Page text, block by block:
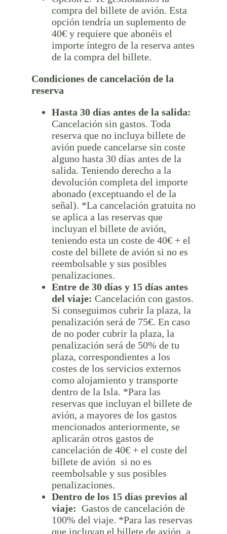
compra del billete de avión. Esta
opción tendría un suplemento de
40€ y requiere que abonéis el
importe íntegro de la reserva antes
de la compra del billete.
Condiciones de cancelación de la
reserva
Hasta 30 días antes de la salida:
Cancelación sin gastos. Toda
reserva que no incluya billete de
avión puede cancelarse sin coste
alguno hasta 30 días antes de la
salida. Teniendo derecho a la
devolución completa del importe
abonado (exceptuando el de la
señal). *La cancelación gratuita no
se aplica a las reservas que
incluyan el billete de avión,
teniendo esta un coste de 40€ + el
coste del billete de avión si no es
reembolsable y sus posibles
penalizaciones.
Entre de 30 días y 15 días antes
del viaje: Cancelación con gastos.
Si conseguimos cubrir la plaza, la
penalización será de 75€. En caso
de no poder cubrir la plaza, la
penalización será de 50% de tu
plaza, correspondientes a los
costes de los servicios externos
como alojamiento y transporte
dentro de la Isla. *Para las
reservas que incluyan el billete de
avión, a mayores de los gastos
mencionados anteriormente, se
aplicarán otros gastos de
cancelación de 40€ + el coste del
billete de avión si no es
reembolsable y sus posibles
penalizaciones.
Dentro de los 15 días previos al
viaje: Gastos de cancelación de
100% del viaje. *Para las reservas
que incluyan el billete de avión, a